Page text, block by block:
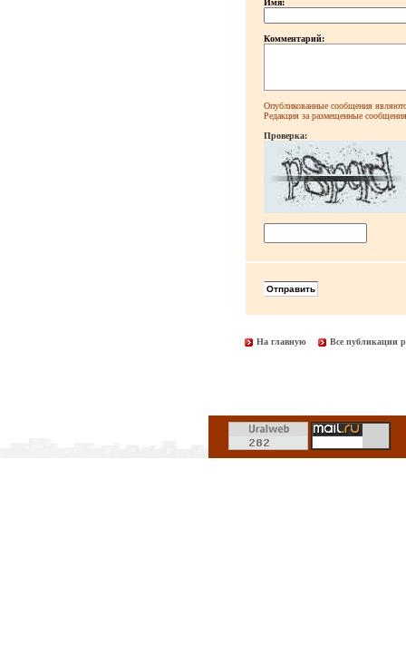
Имя:
Комментарий:
Опубликованные сообщения
Редакция за размещенные сообщения
Проверка:
На главную Все публикации